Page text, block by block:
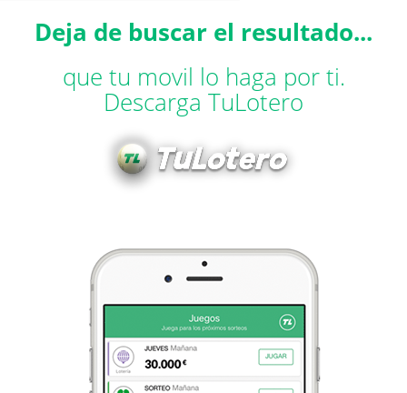
Deja de buscar el resultado...
que tu movil lo haga por ti.
Descarga TuLotero